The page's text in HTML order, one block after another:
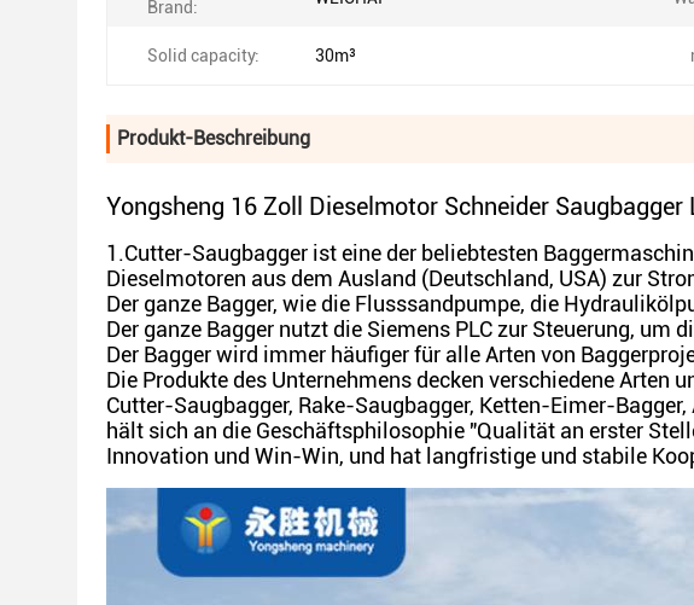
Brand:
Solid capacity: 30m³
Produkt-Beschreibung
Yongsheng 16 Zoll Dieselmotor Schneider Saugbagger
1.Cutter-Saugbagger ist eine der beliebtesten
Dieselmotoren aus dem Ausland (Deutschland, USA) zur
Der ganze Bagger, wie die Flusssandpumpe, die
Der ganze Bagger nutzt die Siemens PLC zur Steuerung, um
Der Bagger wird immer häufiger für alle Arten von
Die Produkte des Unternehmens decken verschiedene Arten
Cutter-Saugbagger, Rake-Saugbagger, Ketten-Eimer-
hält sich an die Geschäftsphilosophie "Qualität an erster
Innovation und Win-Win, und hat langfristige und stabile